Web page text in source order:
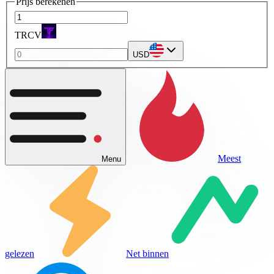
TRCV
USD
Menu Meest
gelezen Net binnen